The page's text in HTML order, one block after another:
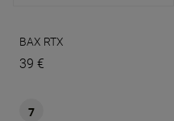
BAX RTX
39 €
7